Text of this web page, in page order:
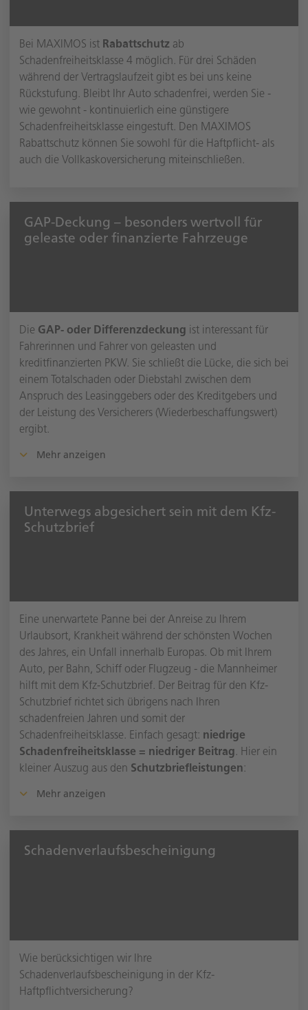
Bei MAXIMOS ist Rabattschutz ab
Schadenfreiheitsklasse 4 möglich. Für drei Schäden
während der Vertragslaufzeit gibt es bei uns keine
Rückstufung. Bleibt Ihr Auto schadenfrei, werden Sie -
wie gewohnt - kontinuierlich eine günstigere
Schadenfreiheitsklasse eingestuft. Den MAXIMOS
Rabattschutz können Sie sowohl für die Haftpflicht- als
auch die Vollkaskoversicherung miteinschließen.
GAP-Deckung – besonders wertvoll für
geleaste oder finanzierte Fahrzeuge
Die GAP- oder Differenzdeckung ist interessant für
Fahrerinnen und Fahrer von geleasten und
kreditfinanzierten PKW. Sie schließt die Lücke, die sich bei
einem Totalschaden oder Diebstahl zwischen dem
Anspruch des Leasinggebers oder des Kreditgebers und
der Leistung des Versicherers (Wiederbeschaffungswert)
ergibt.
Mehr anzeigen
Unterwegs abgesichert sein mit dem Kfz-
Schutzbrief
Eine unerwartete Panne bei der Anreise zu Ihrem
Urlaubsort, Krankheit während der schönsten Wochen
des Jahres, ein Unfall innerhalb Europas. Ob mit Ihrem
Auto, per Bahn, Schiff oder Flugzeug - die Mannheimer
hilft mit dem Kfz-Schutzbrief. Der Beitrag für den Kfz-
Schutzbrief richtet sich übrigens nach Ihren
schadenfreien Jahren und somit der
Schadenfreiheitsklasse. Einfach gesagt: niedrige
Schadenfreiheitsklasse = niedriger Beitrag. Hier ein
kleiner Auszug aus den Schutzbriefleistungen:
Mehr anzeigen
Schadenverlaufs­bescheinigung
Wie berücksichtigen wir Ihre
Schadenverlaufsbescheinigung in der Kfz-
Haftpflichtversicherung?